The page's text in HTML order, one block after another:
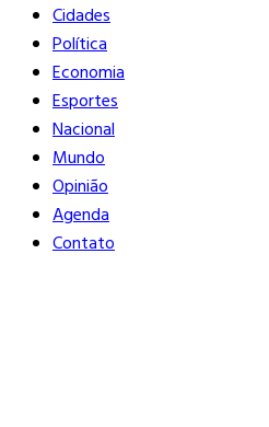
Cidades
Política
Economia
Esportes
Nacional
Mundo
Opinião
Agenda
Contato